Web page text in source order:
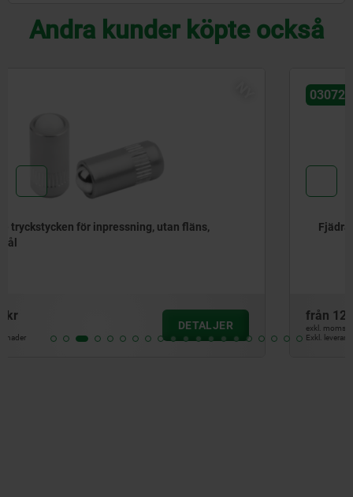
Andra kunder köpte också
NY
Fjädrande tryckstycken för inpressning, utan fläns, stål
Exkl. leveranskostnader
DETALJER